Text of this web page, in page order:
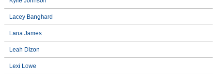
Lacey Banghard
Lana James
Leah Dizon
Lexi Lowe